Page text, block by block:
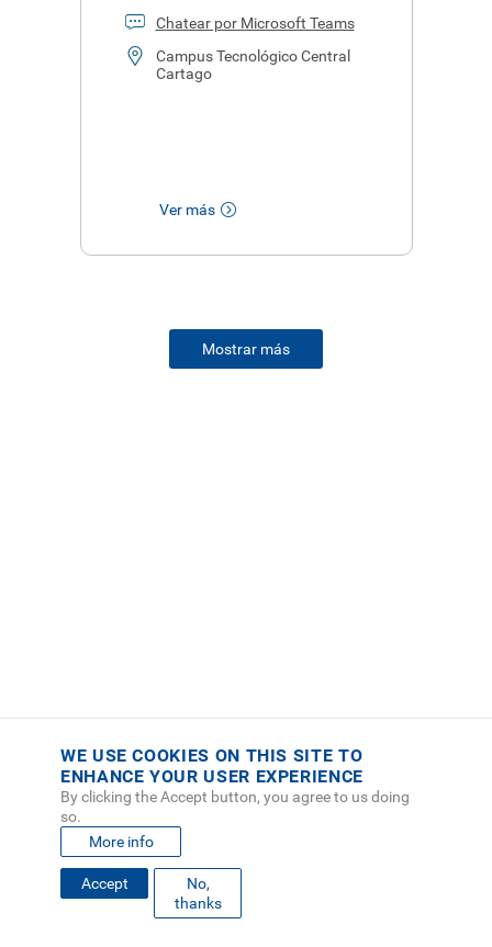
Chatear por Microsoft Teams
Campus Tecnológico Central
Cartago
Ver más
Mostrar más
WE USE COOKIES ON THIS SITE TO
ENHANCE YOUR USER EXPERIENCE
By clicking the Accept button, you agree to us doing
so.
More info
Accept
No,
thanks